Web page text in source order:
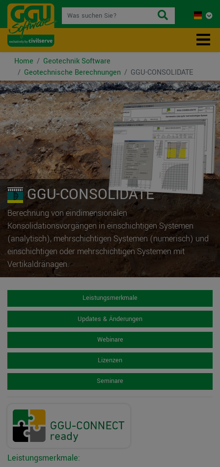
Home
Geotechnik Software
Geotechnische Berechnungen
GGU-CONSOLIDATE
GGU-CONSOLIDATE
Berechnung von eindimensionalen
Konsolidationsvorgängen in einschichtigen Systemen
(analytisch), mehrschichtigen Systemen (numerisch) und
einschichtigen oder mehrschichtigen Systemen mit
Vertikaldränagen.
Leistungsmerkmale
Updates & Änderungen
Webinare
Lizenzen
Seminare
Leistungsmerkmale: